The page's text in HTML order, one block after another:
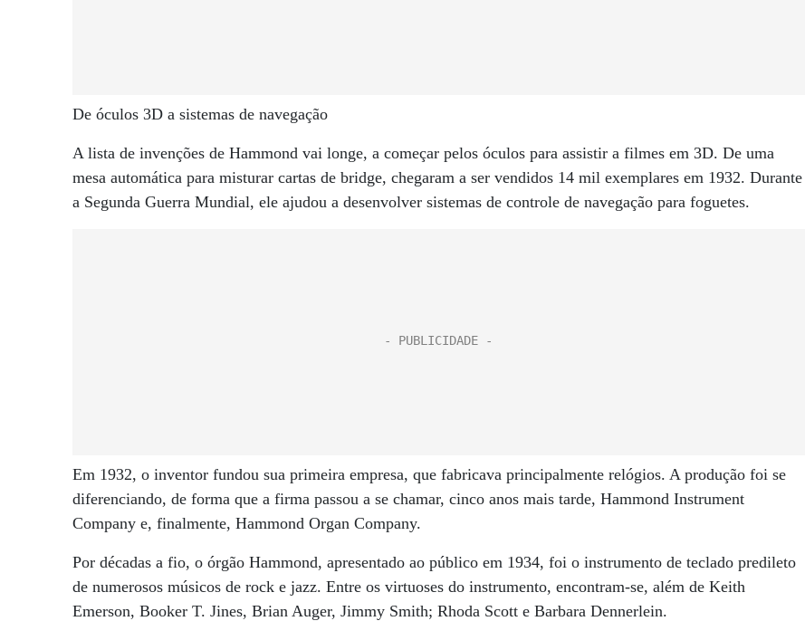
De óculos 3D a sistemas de navegação
A lista de invenções de Hammond vai longe, a começar pelos óculos para assistir a filmes em 3D. De uma
mesa automática para misturar cartas de bridge, chegaram a ser vendidos 14 mil exemplares em 1932. Durante
a Segunda Guerra Mundial, ele ajudou a desenvolver sistemas de controle de navegação para foguetes.
Em 1932, o inventor fundou sua primeira empresa, que fabricava principalmente relógios. A produção foi se
diferenciando, de forma que a firma passou a se chamar, cinco anos mais tarde, Hammond Instrument
Company e, finalmente, Hammond Organ Company.
Por décadas a fio, o órgão Hammond, apresentado ao público em 1934, foi o instrumento de teclado predileto
de numerosos músicos de rock e jazz. Entre os virtuoses do instrumento, encontram-se, além de Keith
Emerson, Booker T. Jines, Brian Auger, Jimmy Smith; Rhoda Scott e Barbara Dennerlein.